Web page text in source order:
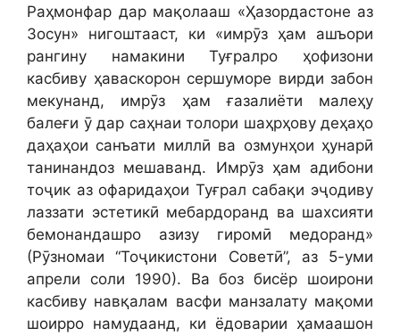
Раҳмонфар дар мақолааш «Ҳазордастоне аз
Зосун» нигоштааст, ки «имрӯз ҳам ашъори
рангину намакини Туғралро ҳофизони
касбиву ҳаваскорон сершуморе вирди забон
мекунанд, имрӯз ҳам ғазалиёти малеҳу
балеғи ӯ дар саҳнаи толори шаҳрҳову деҳаҳо
даҳаҳои санъати миллӣ ва озмунҳои ҳунарӣ
танинандоз мешаванд. Имрӯз ҳам адибони
тоҷик аз офаридаҳои Туғрал сабақи эҷодиву
лаззати эстетикӣ мебардоранд ва шахсияти
бемонандашро азизу гиромӣ медоранд»
(Рӯзномаи “Тоҷикистони Советӣ”, аз 5-уми
апрели соли 1990). Ва боз бисёр шоирони
касбиву навқалам васфи манзалату мақоми
шоирро намудаанд, ки ёдоварии ҳамаашон